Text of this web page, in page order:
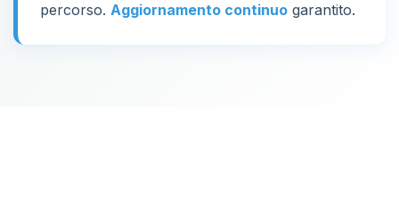
percorso. Aggiornamento continuo garantito.